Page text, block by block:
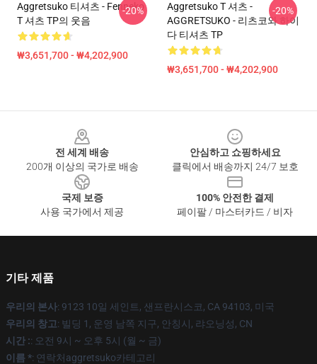
Aggretsuko 티셔츠 - Fenneko
T 셔츠 TP의 웃음
₩3,651,700 - ₩4,202,900
-20%
Aggretsuko T 셔츠 -
AGGRETSUKO - 리츠코와 하이
다 티셔츠 TP
₩3,651,700 - ₩4,202,900
-20%
전 세계 배송
200개 이상의 국가로 배송
안심하고 쇼핑하세요
클릭에서 배송까지 24/7 보호
국제 보증
사용 국가에서 제공
100% 안전한 결제
페이팔 / 마스터카드 / 비자
기타 제품
우리의 본사: 9123 10일 세인트, 샌프란시스코, CA 94103, 미국
우리의 창고: 빌딩 1, 운영 남쪽 지구, 안칭시, 랴오닝성, CN
시간 :: 오전 9시 ~ 오후 5시 (월 ~ 금)
이름 *: 연락처aggretsuko카테고리